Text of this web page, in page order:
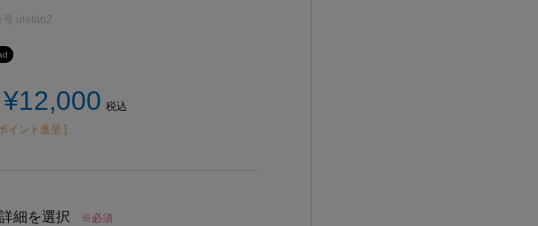
uletan2
¥12,000 税込
イント進呈 ]
細を選択 ※必須